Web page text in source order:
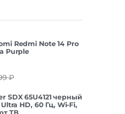
Redmi Note 14 Pro
Purple
₽
SDX 65U4121 черный
HD, 60 Гц, Wi-Fi,